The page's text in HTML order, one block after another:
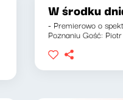
W środku
- Premierowo o
Poznaniu Gość: